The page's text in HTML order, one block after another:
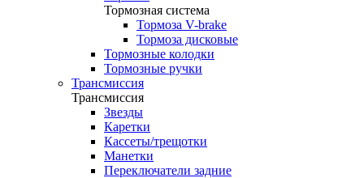
Тормозная система
Тормоза V-brake
Тормоза дисковые
Тормозные колодки
Тормозные ручки
Трансмиссия
Трансмиссия
Звезды
Каретки
Кассеты/трещотки
Манетки
Переключатели задние